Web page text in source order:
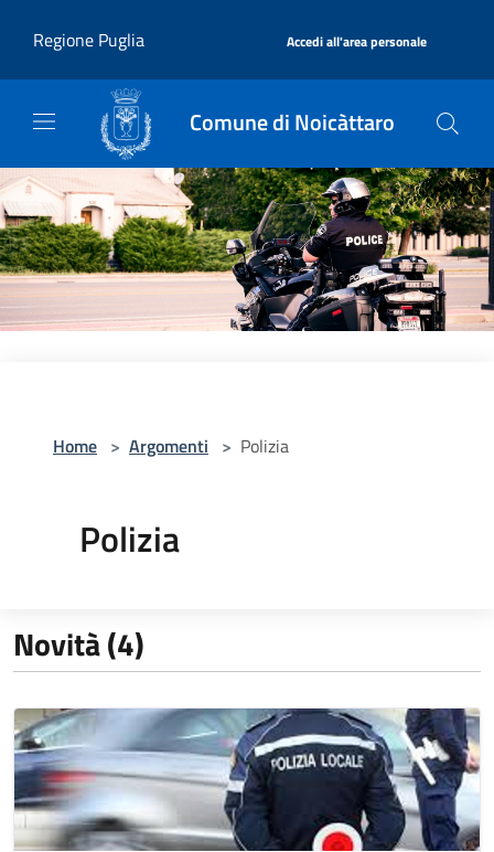
Regione Puglia
Accedi all'area personale
Comune di Noicàttaro
Home > Argomenti > Polizia
Polizia
Novità (4)